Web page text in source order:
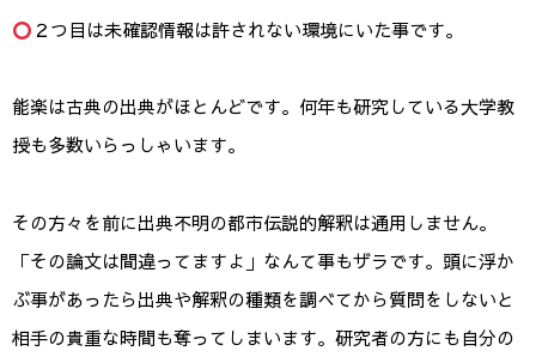
２つ目は未確認情報は許されない環境にいた事です。
能楽は古典の出典がほとんどです。何年も研究している大学教
授も多数いらっしゃいます。
その方々を前に出典不明の都市伝説的解釈は通用しません。
「その論文は間違ってますよ」なんて事もザラです。頭に浮か
ぶ事があったら出典や解釈の種類を調べてから質問をしないと
相手の貴重な時間も奪ってしまいます。研究者の方にも自分の